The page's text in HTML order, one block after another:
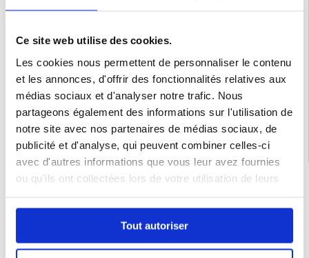
Ce site web utilise des cookies.
Les cookies nous permettent de personnaliser le contenu
et les annonces, d'offrir des fonctionnalités relatives aux
médias sociaux et d'analyser notre trafic. Nous
partageons également des informations sur l'utilisation de
notre site avec nos partenaires de médias sociaux, de
publicité et d'analyse, qui peuvent combiner celles-ci
avec d'autres informations que vous leur avez fournies
ou qu'ils ont collectées lors de votre utilisation de leurs
Tout autoriser
- Le boîtier est en plastique durable avec un protecteur d'écran en verre trempé
EAN: 5714122501585
Catégories associées:
Accessoires Bluetooth, Montre connectée
pour montres connectées
LIVRAISON RAPIDE
POLITIQUE DE RETOUR DE 30 JOURS